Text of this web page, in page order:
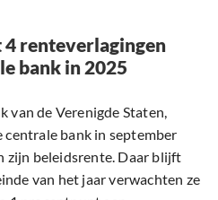
renteverlagingen
bank in 2025
van de Verenigde Staten,
centrale bank in september
zijn beleidsrente. Daar blijft
van het jaar verwachten ze